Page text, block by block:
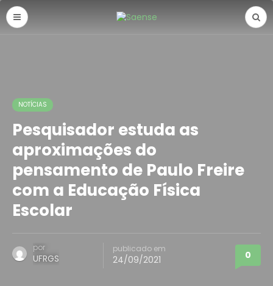
NOTÍCIAS
Pesquisador estuda as
aproximações do
pensamento de Paulo Freire
com a Educação Física
Escolar
por
UFRGS
publicado em
24/09/2021 0